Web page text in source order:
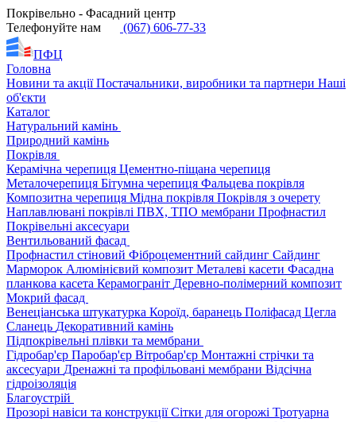
Покрівельно - Фасадний центр
Телефонуйте нам
(067) 606-77-33
ПФЦ
Головна
Новини та акціїПостачальники, виробники та партнери Наші
об'єкти
Каталог
Натуральний камінь
Природний камінь
Покрівля
Керамічна черепиця Цементно-піщана черепиця
Металочерепиця Бітумна черепиця Фальцева покрівля
Композитна черепиця Мідна покрівля Покрівля з очерету
Наплавлювані покрівлі ПВХ, ТПО мембрани Профнастил
Покрівельні аксесуари
Вентильований фасад
Профнастил стіновий Фіброцементний сайдинг Сайдинг
Марморок Алюмінієвий композит Металеві касети Фасадна
планкова касета Керамограніт Деревно-полімерний композит
Мокрий фасад
Венеціанська штукатурка Короїд, баранець Поліфасад Цегла
Сланець Декоративний камінь
Підпокрівельні плівки та мембрани
Гідробар'єр Паробар'єр Вітробар'єр Монтажні стрічки та
аксесуари Дренажні та профільовані мембрани Відсічна
гідроізоляція
Благоустрій
Прозорі навіси та конструкціїСітки для огорожі Тротуарна